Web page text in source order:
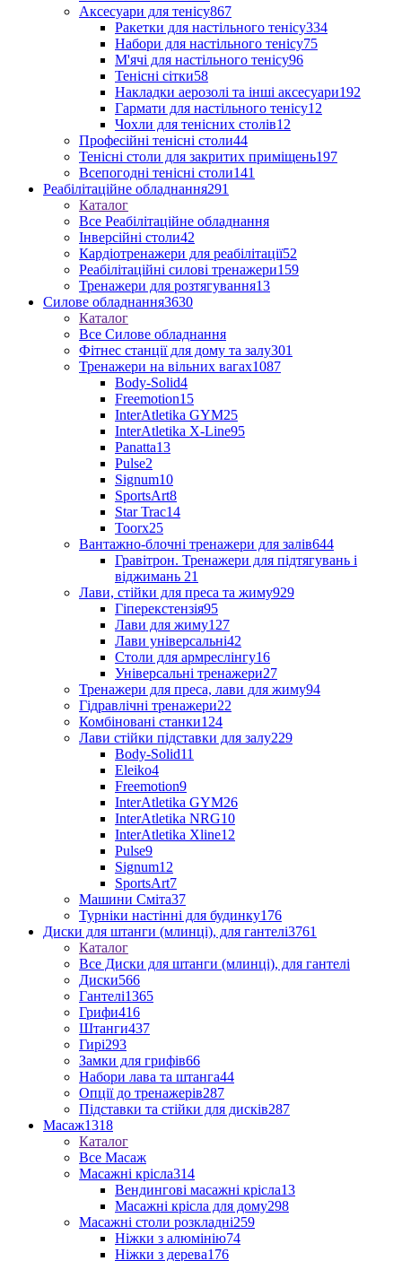
Аксесуари для тенісу867
Ракетки для настільного тенісу334
Набори для настільного тенісу75
М'ячі для настільного тенісу96
Тенісні сітки58
Накладки аерозолі та інші аксесуари192
Гармати для настільного тенісу12
Чохли для тенісних столів12
Професійні тенісні столи44
Тенісні столи для закритих приміщень197
Всепогодні тенісні столи141
Реабілітаційне обладнання291
Каталог
Все Реабілітаційне обладнання
Інверсійні столи42
Кардіотренажери для реабілітації52
Реабілітаційні силові тренажери159
Тренажери для розтягування13
Силове обладнання3630
Каталог
Все Силове обладнання
Фітнес станції для дому та залу301
Тренажери на вільних вагах1087
Body-Solid4
Freemotion15
InterAtletika GYM25
InterAtletika X-Line95
Panatta13
Pulse2
Signum10
SportsArt8
Star Trac14
Toorx25
Вантажно-блочні тренажери для залів644
Гравітрон. Тренажери для підтягувань і
віджимань 21
Лави, стійки для преса та жиму929
Гіперекстензія95
Лави для жиму127
Лави універсальні42
Столи для армреслінгу16
Універсальні тренажери27
Тренажери для преса, лави для жиму94
Гідравлічні тренажери22
Комбіновані станки124
Лави стійки підставки для залу229
Body-Solid11
Eleiko4
Freemotion9
InterAtletika GYM26
InterAtletika NRG10
InterAtletika Xline12
Pulse9
Signum12
SportsArt7
Машини Сміта37
Турніки настінні для будинку176
Диски для штанги (млинці), для гантелі3761
Каталог
Все Диски для штанги (млинці), для гантелі
Диски566
Гантелі1365
Грифи416
Штанги437
Гирі293
Замки для грифів66
Набори лава та штанга44
Опції до тренажерів287
Підставки та стійки для дисків287
Масаж1318
Каталог
Все Масаж
Масажні крісла314
Вендингові масажні крісла13
Масажні крісла для дому298
Масажні столи розкладні259
Ніжки з алюмінію74
Ніжки з дерева176